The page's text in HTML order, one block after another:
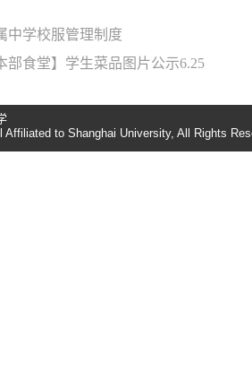
中学校服管理制度
部食堂】学生菜品图片公示6.25
to Shanghai University, All Rights